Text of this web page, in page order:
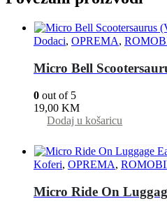
Dodaci, OPREMA,
Micro Bell
0 out of 5
19,00 KM
Dodaj u košaricu
Koferi, OPREMA,
Micro Ride On